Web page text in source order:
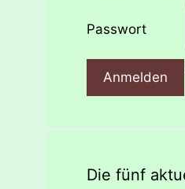
Passwort
Die fünf